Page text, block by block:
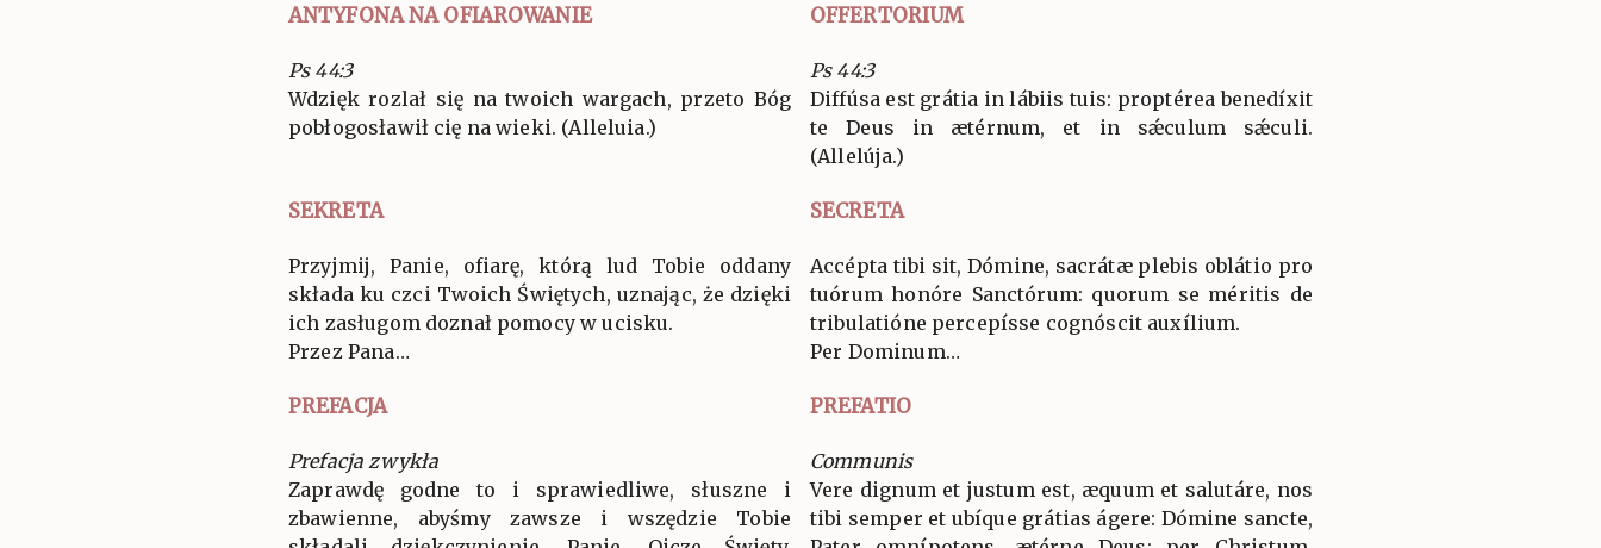
ANTYFONA NA OFIAROWANIE OFFERTORIUM
Ps 44:3
Wdzięk rozlał się na twoich wargach, przeto Bóg
pobłogosławił cię na wieki. (Alleluia.)
Ps 44:3
Diffúsa est grátia in lábiis tuis: proptérea benedíxit
te Deus in ætérnum, et in sǽculum sǽculi.
(Allelúja.)
SEKRETA SECRETA
Przyjmij, Panie, ofiarę, którą lud Tobie oddany
składa ku czci Twoich Świętych, uznając, że dzięki
ich zasługom doznał pomocy w ucisku.
Przez Pana…
Accépta tibi sit, Dómine, sacrátæ plebis oblátio pro
tuórum honóre Sanctórum: quorum se méritis de
tribulatióne percepísse cognóscit auxílium.
Per Dominum…
PREFACJA PREFATIO
Prefacja zwykła
Zaprawdę godne to i sprawiedliwe, słuszne i
zbawienne, abyśmy zawsze i wszędzie Tobie
Communis
Vere dignum et justum est, æquum et salutáre, nos
tibi semper et ubíque grátias ágere: Dómine sancte,